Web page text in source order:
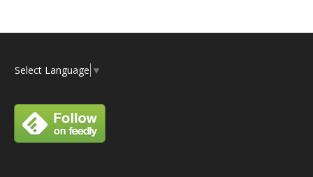
Select Language ▼